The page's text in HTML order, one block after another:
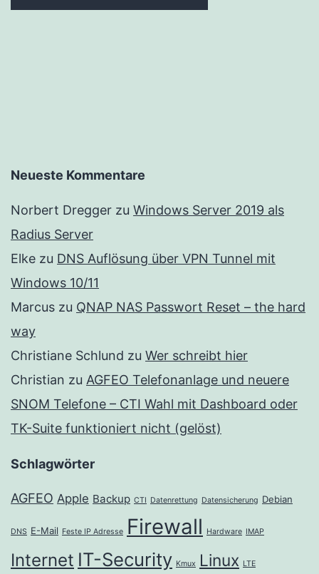
Neueste Kommentare
Norbert Dregger zu Windows Server 2019 als
Radius Server
Elke zu DNS Auflösung über VPN Tunnel mit
Windows 10/11
Marcus zu QNAP NAS Passwort Reset – the hard
way
Christiane Schlund zu Wer schreibt hier
Christian zu AGFEO Telefonanlage und neuere
SNOM Telefone – CTI Wahl mit Dashboard oder
TK-Suite funktioniert nicht (gelöst)
Schlagwörter
AGFEO Apple Backup CTI Datenrettung Datensicherung Debian
DNS E-Mail Feste IP Adresse Firewall Hardware IMAP
Internet IT-Security Kmux Linux LTE